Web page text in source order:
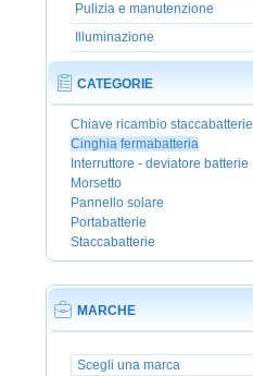
Pulizia e manutenzione
Illuminazione
CATEGORIE
Chiave ricambio staccabatterie
Cinghia fermabatteria
Interruttore - deviatore batterie
Morsetto
Pannello solare
Portabatterie
Staccabatterie
MARCHE